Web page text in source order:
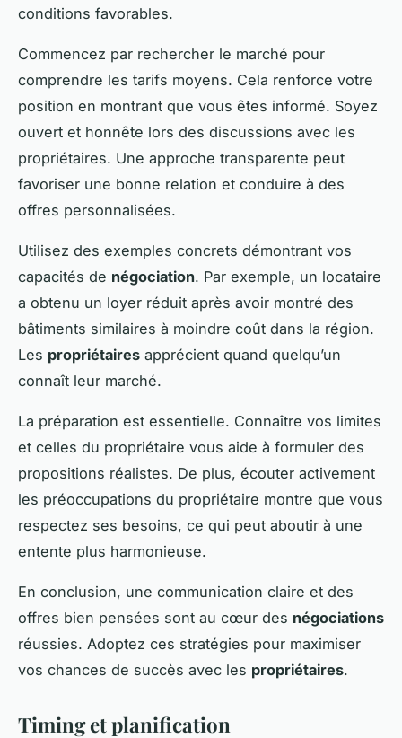
conditions favorables.
Commencez par rechercher le marché pour
comprendre les tarifs moyens. Cela renforce votre
position en montrant que vous êtes informé. Soyez
ouvert et honnête lors des discussions avec les
propriétaires. Une approche transparente peut
favoriser une bonne relation et conduire à des
offres personnalisées.
Utilisez des exemples concrets démontrant vos
capacités de négociation. Par exemple, un locataire
a obtenu un loyer réduit après avoir montré des
bâtiments similaires à moindre coût dans la région.
Les propriétaires apprécient quand quelqu’un
connaît leur marché.
La préparation est essentielle. Connaître vos limites
et celles du propriétaire vous aide à formuler des
propositions réalistes. De plus, écouter activement
les préoccupations du propriétaire montre que vous
respectez ses besoins, ce qui peut aboutir à une
entente plus harmonieuse.
En conclusion, une communication claire et des
offres bien pensées sont au cœur des négociations
réussies. Adoptez ces stratégies pour maximiser
vos chances de succès avec les propriétaires.
Timing et planification